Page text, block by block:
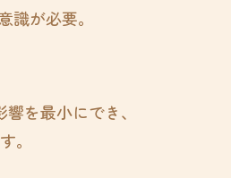
識が必要。
を最小にでき、
。